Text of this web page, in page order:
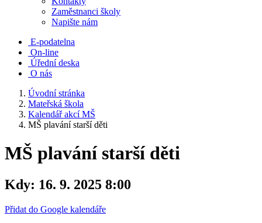
Zaměstnanci školy
Napište nám
E-podatelna
On-line
Úřední deska
O nás
Úvodní stránka
Mateřská škola
Kalendář akcí MŠ
MŠ plavání starší děti
MŠ plavání starší děti
Kdy: 16. 9. 2025 8:00
Přidat do Google kalendáře